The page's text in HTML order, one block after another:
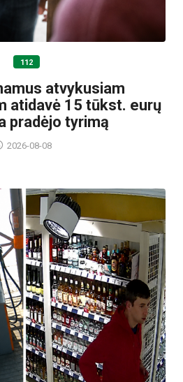
112
atvykusiam
atidavė 15 tūkst. eurų
pradėjo tyrimą
2026-08-08